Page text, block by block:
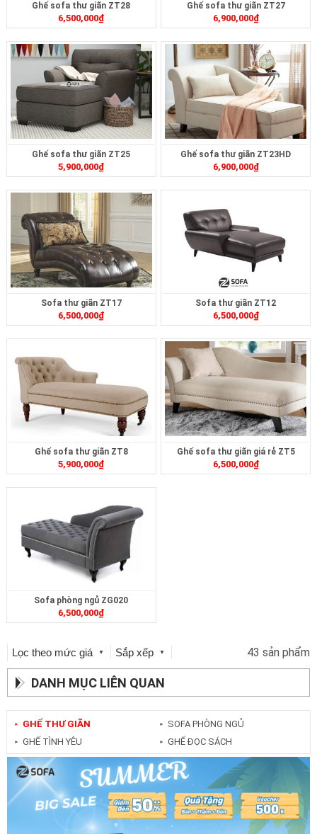
Ghế sofa thư giãn ZT28
6,500,000₫
Ghế sofa thư giãn ZT27
6,900,000₫
Ghế sofa thư giãn ZT25
5,900,000₫
Ghế sofa thư giãn ZT23HD
6,900,000₫
Sofa thư giãn ZT17
6,500,000₫
Sofa thư giãn ZT12
6,500,000₫
Ghế sofa thư giãn ZT8
5,900,000₫
Ghế sofa thư giãn giá rẻ ZT5
6,500,000₫
Sofa phòng ngủ ZG020
6,500,000₫
Lọc theo mức giá ▼ Sắp xếp ▼ 43 sản phẩm
DANH MỤC LIÊN QUAN
► GHẾ THƯ GIÃN
► GHẾ TÌNH YÊU
► SOFA PHÒNG NGỦ
► GHẾ ĐỌC SÁCH